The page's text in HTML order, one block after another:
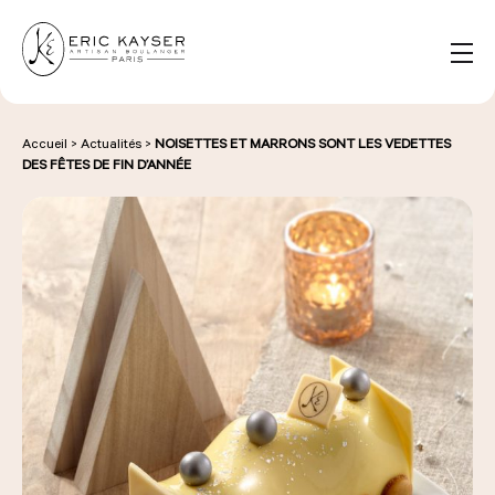
FR
NOS PRODUITS
NOS BOULANGERIES
LA MAISON D'ÉRIC KAYSER
ÉVÈNEMENTS & ENTREPRISES
Accueil > Actualités > NOISETTES ET MARRONS SONT LES VEDETTES
DES FÊTES DE FIN D’ANNÉE